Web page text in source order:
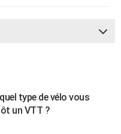
type de vélo vous
un VTT ?